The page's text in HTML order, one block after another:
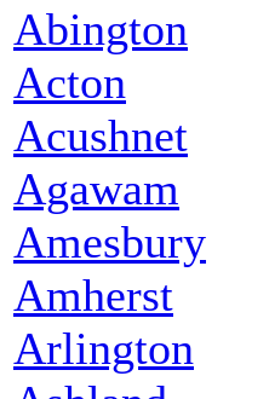
Abington
Acton
Acushnet
Agawam
Amesbury
Amherst
Arlington